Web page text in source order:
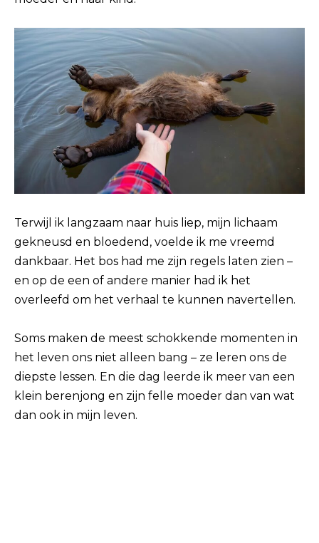
Terwijl ik langzaam naar huis liep, mijn lichaam
gekneusd en bloedend, voelde ik me vreemd
dankbaar. Het bos had me zijn regels laten zien –
en op de een of andere manier had ik het
overleefd om het verhaal te kunnen navertellen.
Soms maken de meest schokkende momenten in
het leven ons niet alleen bang – ze leren ons de
diepste lessen. En die dag leerde ik meer van een
klein berenjong en zijn felle moeder dan van wat
dan ook in mijn leven.